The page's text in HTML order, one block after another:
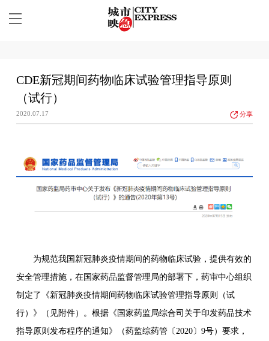
CDE新冠期间药物临床试验管理指导原则
（试行）
2020.07.17 分享
为规范我国新冠肺炎疫情期间的药物临床试验，提供有效的
安全管理措施，在国家药品监督管理局的部署下，药审中心组织
制定了《新冠肺炎疫情期间药物临床试验管理指导原则（试
行）》（见附件）。根据《国家药监局综合司关于印发药品技术
指导原则发布程序的通知》（药监综药管〔2020〕9号）要求，